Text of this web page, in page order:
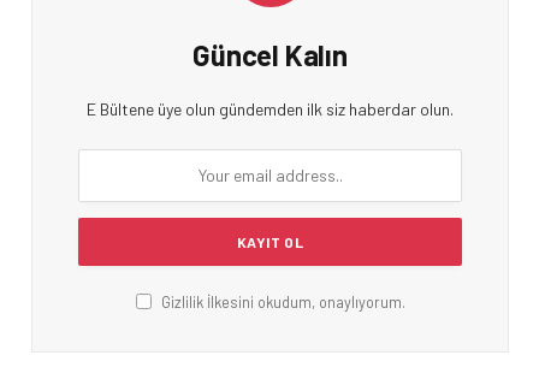
Güncel Kalın
E Bültene üye olun gündemden ilk siz haberdar olun.
Gizlilik İlkesini okudum, onaylıyorum.